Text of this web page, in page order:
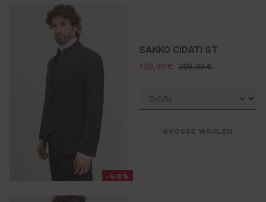
-48%
SAKKO CIDATI ST
verkaufspreis:
139,99 € regulärer preis:
269,99 €
GRÖSSE WÄHLEN